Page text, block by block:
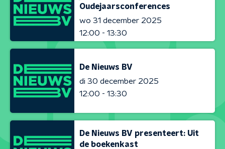
Oudejaarsconferences
wo 31 december 2025
12:00 - 13:30
De Nieuws BV
di 30 december 2025
12:00 - 13:30
De Nieuws BV presenteert: Uit
de boekenkast